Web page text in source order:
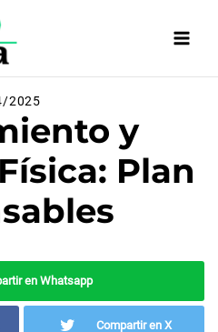
2025
y
Plan
en Whatsapp
Compartir en X